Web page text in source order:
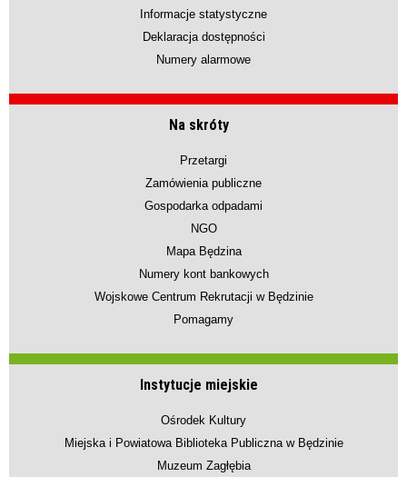
Informacje statystyczne
Deklaracja dostępności
Numery alarmowe
Na skróty
Przetargi
Zamówienia publiczne
Gospodarka odpadami
NGO
Mapa Będzina
Numery kont bankowych
Wojskowe Centrum Rekrutacji w Będzinie
Pomagamy
Instytucje miejskie
Ośrodek Kultury
Miejska i Powiatowa Biblioteka Publiczna w Będzinie
Muzeum Zagłębia